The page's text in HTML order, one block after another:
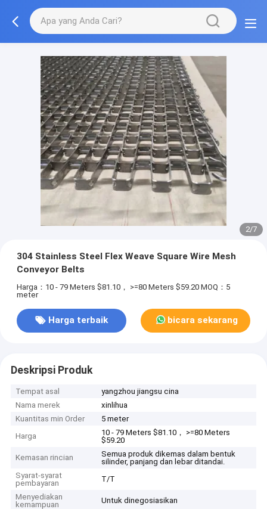
3/7
304 Stainless Steel Flex Weave Square Wire Mesh
Conveyor Belts
Harga：10 - 79 Meters $81.10， >=80 Meters $59.20 MOQ：5
meter
Harga terbaik bicara sekarang
Deskripsi Produk
Tempat asal
yangzhou jiangsu cina
Nama merek
xinlihua
Kuantitas min Order
5 meter
Harga
10 - 79 Meters $81.10， >=80 Meters
$59.20
Kemasan rincian
Semua produk dikemas dalam bentuk
silinder, panjang dan lebar ditandai.
Syarat-syarat
pembayaran
T/T
Menyediakan
kemampuan
Untuk dinegosiasikan